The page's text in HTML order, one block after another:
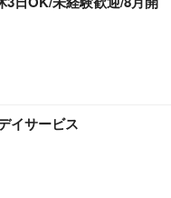
イサービス